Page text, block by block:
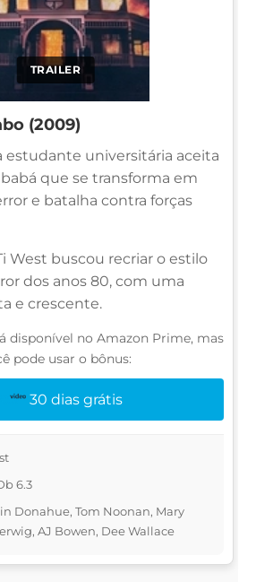
TRAILER
(2009)
estudante universitária aceita
que se transforma em
e batalha contra forças
West buscou recriar o estilo
dos anos 80, com uma
e crescente.
disponível no Amazon Prime, mas
pode usar o bônus:
30 dias grátis
6.3
Donahue, Tom Noonan, Mary
AJ Bowen, Dee Wallace